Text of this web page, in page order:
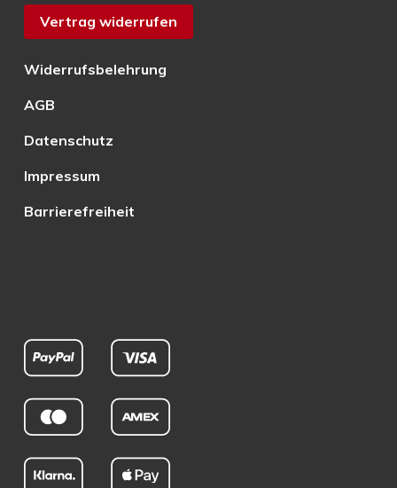
Vertrag widerrufen
Widerrufsbelehrung
AGB
Datenschutz
Impressum
Barrierefreiheit